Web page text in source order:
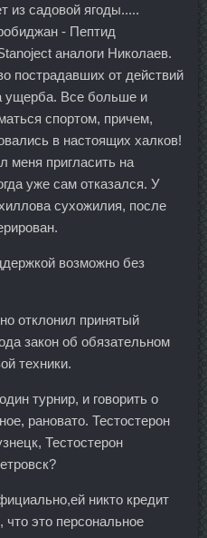
из садовой ягоды.....
- Пептид
аналоги Николаев.
пострадавших от действий
ущерба. Все больше и
спортом, причем,
в настоящих халков!
меня пригласить на
уже сам отказался. У
сухожилия, после
возможно без
отклонил принятый
закон об обязательном
техники.
турнир, и говорить о
рановато. Тестостерон
Тестостерон
никто кредит
что это персональное